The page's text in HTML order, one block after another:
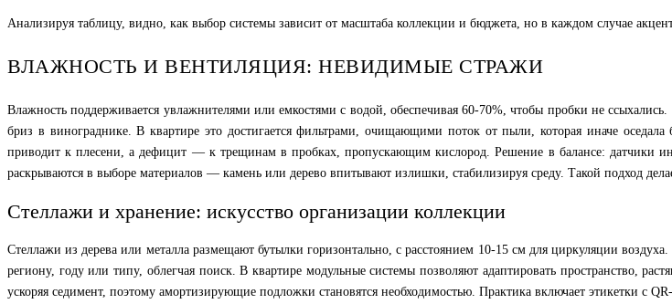
Анализируя таблицу, видно, как выбор системы зависит от масштаба коллекции и бюджета, но в каждом случае
ВЛАЖНОСТЬ И ВЕНТИЛЯЦИЯ: НЕВИДИМЫЕ СТРАЖИ
Влажность поддерживается увлажнителями или емкостями с водой, обеспечивая 60-70%, чтобы пробки не
бриз в винограднике. В квартире это достигается фильтрами, очищающими поток от пыли, которая иначе
приводит к плесени, а дефицит — к трещинам в пробках, пропускающим кислород. Решение в балансе: датчики
раскрываются в выборе материалов — камень или дерево впитывают излишки, стабилизируя среду. Такой подход
Стеллажи и хранение: искусство организации коллекции
Стеллажи из дерева или металла размещают бутылки горизонтально, с расстоянием 10-15 см для циркуляции
региону, году или типу, облегчая поиск. В квартире модульные системы позволяют адаптировать пространство,
ускоряя седимент, поэтому амортизирующие подложки становятся необходимостью. Практика включает этикетки